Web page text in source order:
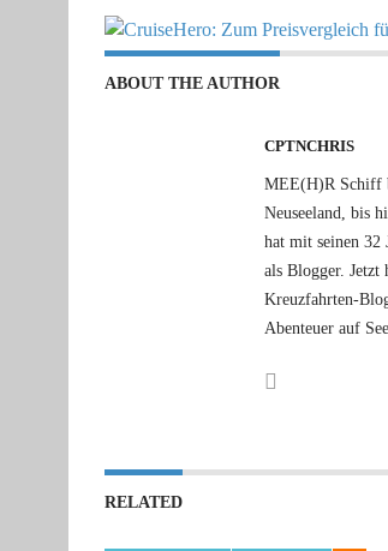
ABOUT THE AUTHOR
CPTNCHRIS
MEE(H)R Schiff
Neuseeland, bis
hat mit seinen 32
als Blogger. Jetzt
Kreuzfahrten-
Abenteuer auf
RELATED